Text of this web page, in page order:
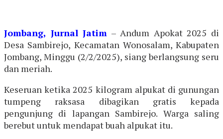
Jombang, Jurnal Jatim – Andum Apokat 2025 di
Desa Sambirejo, Kecamatan Wonosalam, Kabupaten
Jombang, Minggu (2/2/2025), siang berlangsung seru
dan meriah.
Keseruan ketika 2025 kilogram alpukat di gunungan
tumpeng raksasa dibagikan gratis kepada
pengunjung di lapangan Sambirejo. Warga saling
berebut untuk mendapat buah alpukat itu.